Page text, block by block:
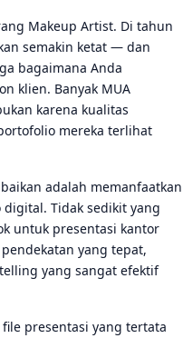
dan Bercerita
MUA di PowerPoint
Secara Tepat
Testimoni, Sosmed,
MUA Siap Dibagikan
Makeup Artist. Di tahun
semakin ketat — dan
bagaimana Anda
klien. Banyak MUA
karena kualitas
mereka terlihat
adalah memanfaatkan
Tidak sedikit yang
untuk presentasi kantor
yang tepat,
yang sangat efektif
presentasi yang tertata